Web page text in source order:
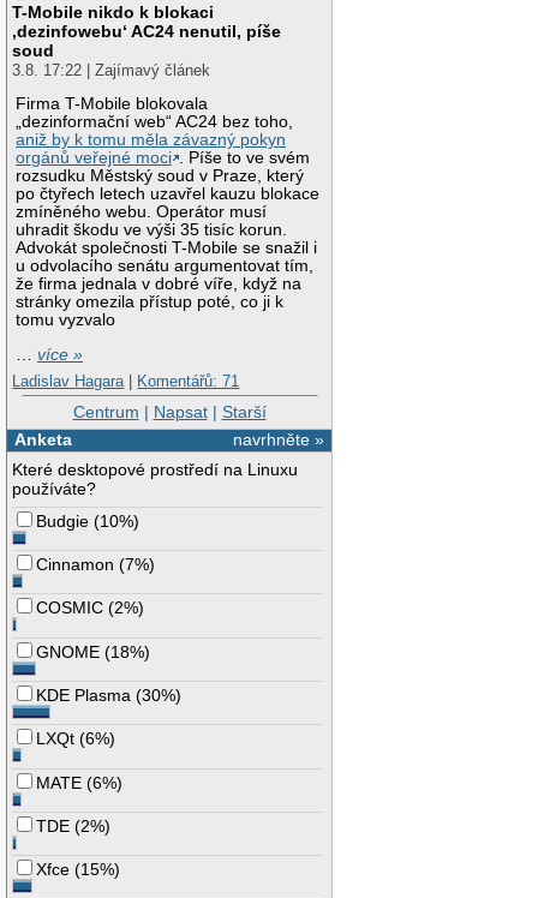
T-Mobile nikdo k blokaci
‚dezinfowebu‘ AC24 nenutil, píše
soud
3.8. 17:22 | Zajímavý článek
Firma T-Mobile blokovala
„dezinformační web“ AC24 bez toho,
aniž by k tomu měla závazný pokyn
orgánů veřejné moci . Píše to ve svém
rozsudku Městský soud v Praze, který
po čtyřech letech uzavřel kauzu blokace
zmíněného webu. Operátor musí
uhradit škodu ve výši 35 tisíc korun.
Advokát společnosti T-Mobile se snažil i
u odvolacího senátu argumentovat tím,
že firma jednala v dobré víře, když na
stránky omezila přístup poté, co ji k
tomu vyzvalo
…více »
Ladislav Hagara | Komentářů: 71
Centrum | Napsat| Starší
navrhněte »
Anketa
Které desktopové prostředí na Linuxu
používáte?
Budgie (10%)
Cinnamon (7%)
COSMIC (2%)
GNOME (18%)
KDE Plasma (30%)
LXQt (6%)
MATE (6%)
TDE (2%)
Xfce (15%)